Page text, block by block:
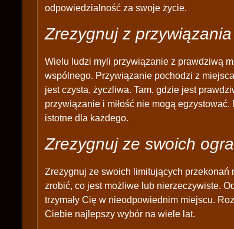
odpowiedzialność za swoje życie.
Zrezygnuj z przywiązania
Wielu ludzi myli przywiązanie z prawdziwą
wspólnego. Przywiązanie pochodzi z
jest czysta, życzliwa. Tam, gdzie jest
przywiązanie i miłość nie mogą
istotne dla każdego.
Zrezygnuj ze swoich
Zrezygnuj ze swoich limitujących przekonań
zrobić, co jest możliwe lub nierzeczywiste.
trzymały Cię w nieodpowiednim miejscu.
Ciebie najlepszy wybór na wiele lat.